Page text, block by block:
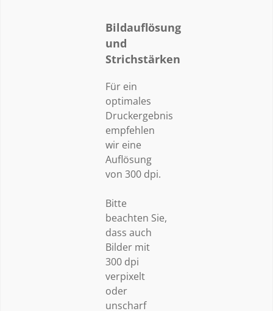
Bildauflösung
und
Strichstärken
Für ein
optimales
Druckergebnis
empfehlen
wir eine
Auflösung
von 300 dpi.
Bitte
beachten Sie,
dass auch
Bilder mit
300 dpi
verpixelt
oder
unscharf